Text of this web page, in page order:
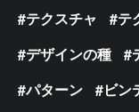
テクスチャ
テ
デザインの種
パターン
ビン